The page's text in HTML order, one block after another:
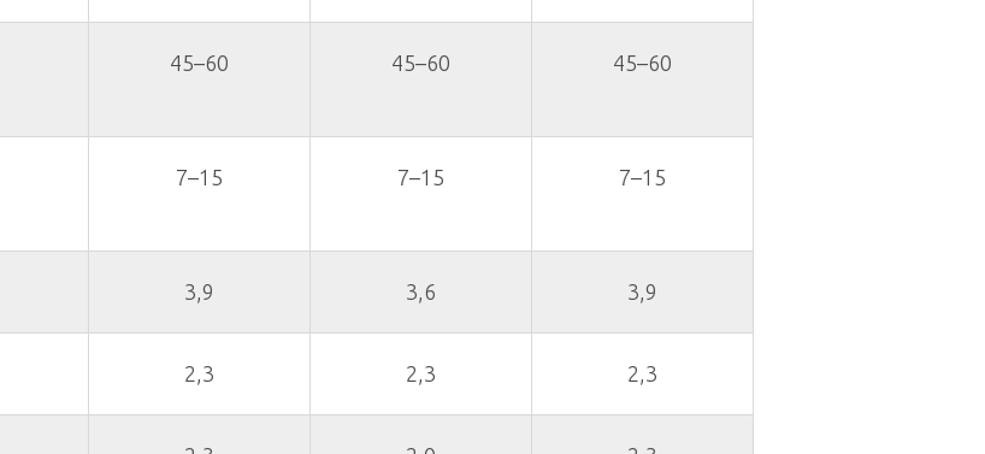
45–60 45–60 45–60
7–15 7–15 7–15
3,9 3,6 3,9
2,3 2,3 2,3